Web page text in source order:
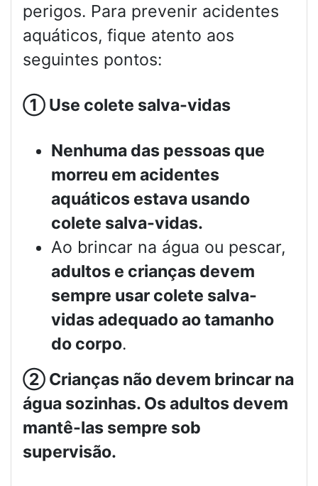
perigos. Para prevenir acidentes
aquáticos, fique atento aos
seguintes pontos:
① Use colete salva-vidas
Nenhuma das pessoas que
morreu em acidentes
aquáticos estava usando
colete salva-vidas.
Ao brincar na água ou pescar,
adultos e crianças devem
sempre usar colete salva-
vidas adequado ao tamanho
do corpo.
② Crianças não devem brincar na
água sozinhas. Os adultos devem
mantê-las sempre sob
supervisão.